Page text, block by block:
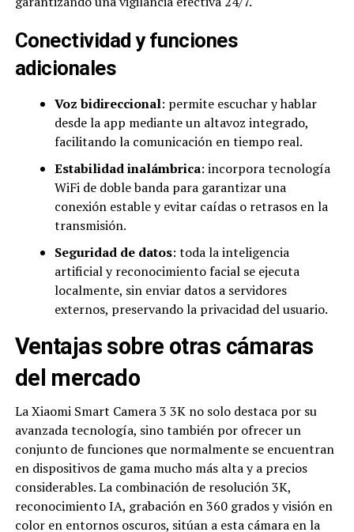
Conectividad y funciones
adicionales
Voz bidireccional: permite escuchar y hablar
desde la app mediante un altavoz integrado,
facilitando la comunicación en tiempo real.
Estabilidad inalámbrica: incorpora tecnología
WiFi de doble banda para garantizar una
conexión estable y evitar caídas o retrasos en la
transmisión.
Seguridad de datos: toda la inteligencia
artificial y reconocimiento facial se ejecuta
localmente, sin enviar datos a servidores
externos, preservando la privacidad del usuario.
Ventajas sobre otras cámaras
del mercado
La Xiaomi Smart Camera 3 3K no solo destaca por su
avanzada tecnología, sino también por ofrecer un
conjunto de funciones que normalmente se encuentran
en dispositivos de gama mucho más alta y a precios
considerables. La combinación de resolución 3K,
reconocimiento IA, grabación en 360 grados y visión en
color en entornos oscuros, sitúan a esta cámara en la